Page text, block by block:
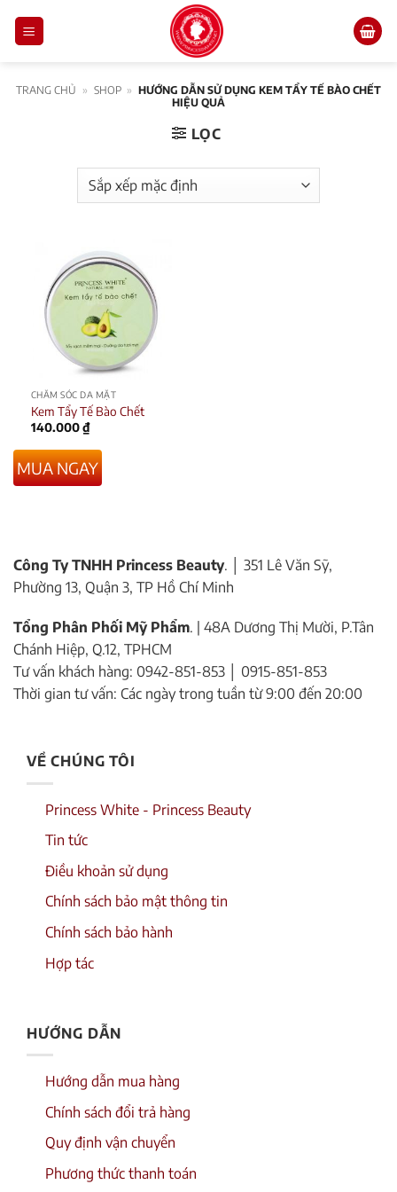
TRANG CHỦ » SHOP » HƯỚNG DẪN SỬ DỤNG KEM TẨY TẾ BÀO CHẾT
HIỆU QUẢ
LỌC
CHĂM SÓC DA MẶT
Kem Tẩy Tế Bào Chết
140.000₫
MUA NGAY
Công Ty TNHH Princess Beauty. │ 351 Lê Văn Sỹ,
Phường 13, Quận 3, TP Hồ Chí Minh
Tổng Phân Phối Mỹ Phẩm. | 48A Dương Thị Mười, P.Tân
Chánh Hiệp, Q.12, TPHCM
Tư vấn khách hàng: 0942-851-853 │ 0915-851-853
Thời gian tư vấn: Các ngày trong tuần từ 9:00 đến 20:00
VỀ CHÚNG TÔI
Princess White - Princess Beauty
Tin tức
Điều khoản sử dụng
Chính sách bảo mật thông tin
Chính sách bảo hành
Hợp tác
HƯỚNG DẪN
Hướng dẫn mua hàng
Chính sách đổi trả hàng
Quy định vận chuyển
Phương thức thanh toán